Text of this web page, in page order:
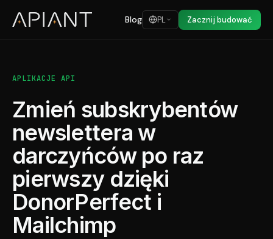
Blog PL Zacznij budować
APLIKACJE API
Zmień subskrybentów
newslettera w
darczyńców po raz
pierwszy dzięki
DonorPerfect i
Mailchimp